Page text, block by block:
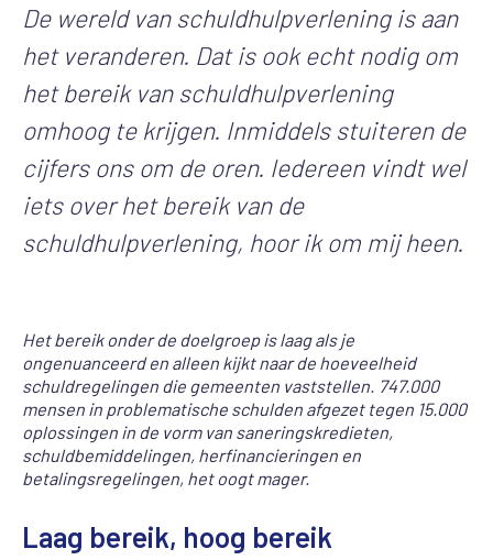
De wereld van schuldhulpverlening is aan
het veranderen. Dat is ook echt nodig om
het bereik van schuldhulpverlening
omhoog te krijgen. Inmiddels stuiteren de
cijfers ons om de oren. Iedereen vindt wel
iets over het bereik van de
schuldhulpverlening, hoor ik om mij heen.
Het bereik onder de doelgroep is laag als je
ongenuanceerd en alleen kijkt naar de hoeveelheid
schuldregelingen die gemeenten vaststellen. 747.000
mensen in problematische schulden afgezet tegen 15.000
oplossingen in de vorm van saneringskredieten,
schuldbemiddelingen, herfinancieringen en
betalingsregelingen, het oogt mager.
Laag bereik, hoog bereik